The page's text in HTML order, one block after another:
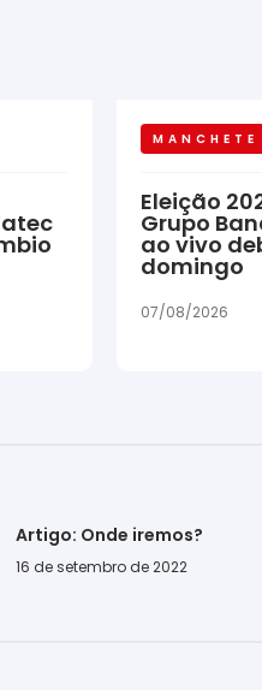
MANCHETE
Eleição
Grupo
ao vivo
domingo
07/08/2026
Artigo: Onde iremos?
16 de setembro de 2022